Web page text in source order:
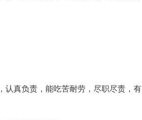
真负责，能吃苦耐劳，尽职尽责，有